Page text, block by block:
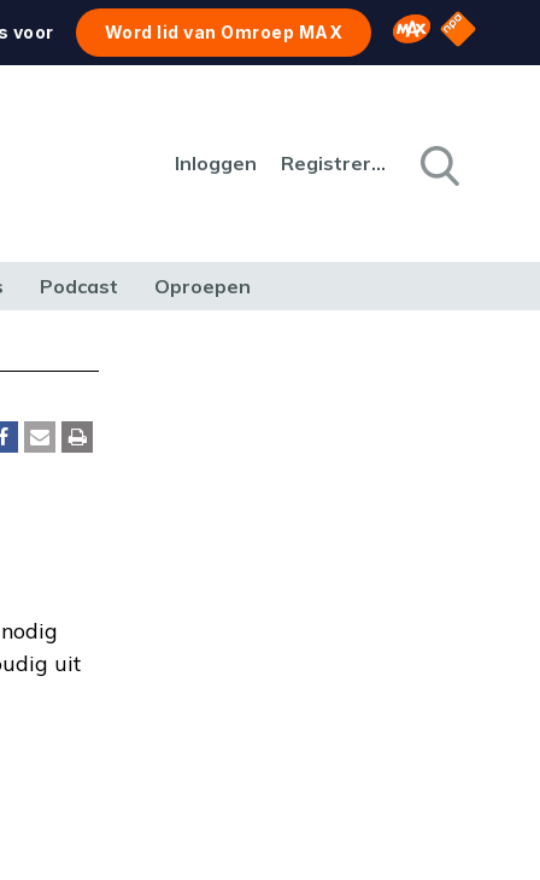
voor Word lid van Omroep MAX Omroep MAX
NPO
Inloggen Registreren
Podcast Oproepen
uit